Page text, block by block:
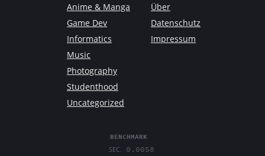
Anime & Manga
Game Dev
Informatics
Music
Photography
Studenthood
Uncategorized
Über
Datenschutz
Impressum
BENCHMARK
SEC. 0.0058